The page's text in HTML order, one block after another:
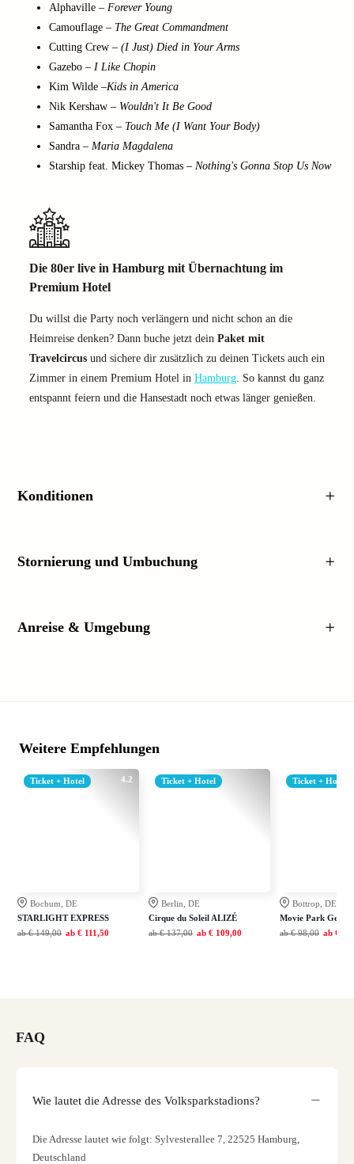
Alphaville – Forever Young
Camouflage – The Great Commandment
Cutting Crew – (I Just) Died in Your Arms
Gazebo – I Like Chopin
Kim Wilde –Kids in America
Nik Kershaw – Wouldn't It Be Good
Samantha Fox – Touch Me (I Want Your Body)
Sandra – Maria Magdalena
Starship feat. Mickey Thomas – Nothing's Gonna Stop Us Now
Die 80er live in Hamburg mit Übernachtung im
Premium Hotel
Du willst die Party noch verlängern und nicht schon an die
Heimreise denken? Dann buche jetzt dein Paket mit
Travelcircus und sichere dir zusätzlich zu deinen Tickets auch ein
Zimmer in einem Premium Hotel in Hamburg. So kannst du ganz
entspannt feiern und die Hansestadt noch etwas länger genießen.
Konditionen
Stornierung und Umbuchung
Anreise & Umgebung
Weitere Empfehlungen
4.2
Ticket + Hotel
Bochum, DE
STARLIGHT EXPRESS
ab € 149,00 ab € 111,50
Ticket + Hotel
Berlin, DE
Cirque du Soleil ALIZÉ
ab € 137,00 ab € 109,00
Ticket + Hotel
Bottrop, DE
Movie Park
ab € 98,00 ab €
FAQ
Wie lautet die Adresse des Volksparkstadions?
Die Adresse lautet wie folgt: Sylvesterallee 7, 22525 Hamburg,
Deutschland